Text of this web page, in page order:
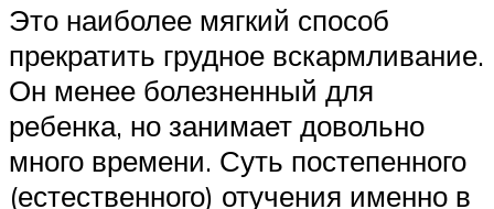
Это наиболее мягкий способ
прекратить грудное вскармливание.
Он менее болезненный для
ребенка, но занимает довольно
много времени. Суть постепенного
(естественного) отучения именно в